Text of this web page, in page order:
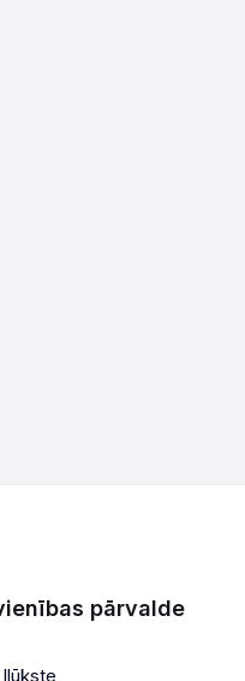
pārvalde